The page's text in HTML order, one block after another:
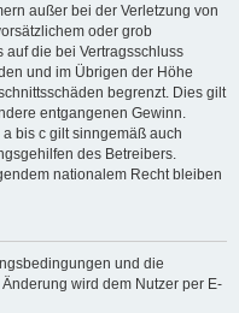
außer bei der Verletzung von
oder grob
auf die bei Vertragsschluss
und im Übrigen der Höhe
begrenzt. Dies gilt
entgangenen Gewinn.
bis c gilt sinngemäß auch
des Betreibers.
nationalem Recht bleiben
und die
wird dem Nutzer per E-